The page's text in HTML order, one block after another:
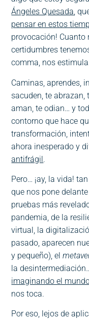
Ángeles Quesada,
pensar en estos
provocación! Cuanto
certidumbres
comma, nos
Caminas, aprendes,
sacuden, te abrazan,
aman, te odian… y
contorno que hace
transformación,
ahora inesperado y
antifrágil.
Pero… ¡ay, la vida!
que nos pone
pruebas más
pandemia, de la
virtual, la
pasado, aparecen
y pequeño), el
la
imaginando el
nos toca.
Por eso, lejos de